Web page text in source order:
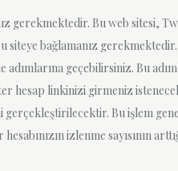
gerekmektedir. Bu web sitesi,
siteye bağlamanız
geçebilirsiniz. Bu
hesap linkinizi girmeniz
Bu işlem
izlenme sayısının